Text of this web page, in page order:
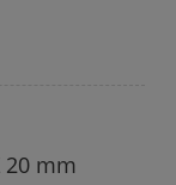
20 mm